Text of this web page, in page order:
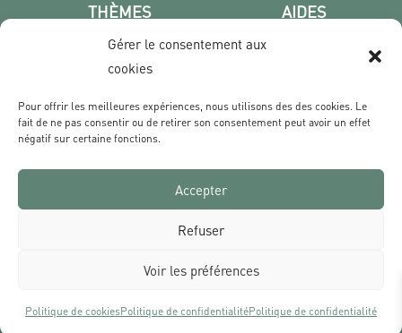
Gérer le consentement aux
cookies
Pour offrir les meilleures expériences, nous utilisons des des cookies. Le
fait de ne pas consentir ou de retirer son consentement peut avoir un effet
négatif sur certaine fonctions.
Accepter
Refuser
Voir les préférences
Politique de cookiesPolitique de confidentialitéPolitique de confidentialité
THÈMES
Poster photo
Les villes
Film & Série
AIDES
Qui sommes nous ?
Livraisons & Retours
Tous les prix s’entendent TVA comprise et hors frais de port | Réalisé par Des Sources Studio